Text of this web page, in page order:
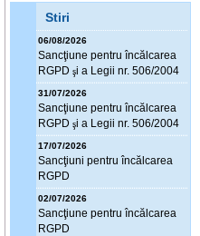
Stiri
06/08/2026
Sancţiune pentru încălcarea
RGPD şi a Legii nr. 506/2004
31/07/2026
Sancţiune pentru încălcarea
RGPD şi a Legii nr. 506/2004
17/07/2026
Sancţiuni pentru încălcarea
RGPD
02/07/2026
Sancţiune pentru încălcarea
RGPD